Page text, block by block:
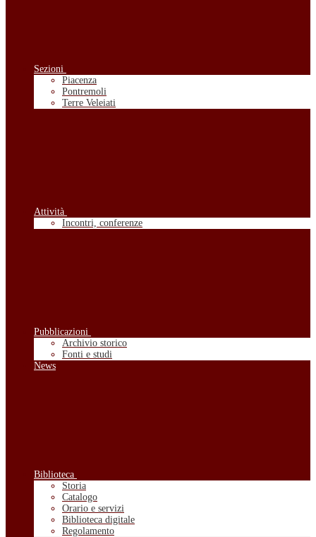
Sezioni
Piacenza
Pontremoli
Terre Veleiati
Attività
Incontri, conferenze
Pubblicazioni
Archivio storico
Fonti e studi
News
Biblioteca
Storia
Catalogo
Orario e servizi
Biblioteca digitale
Regolamento